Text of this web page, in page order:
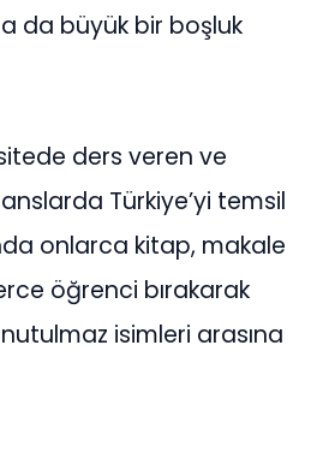
da büyük bir boşluk
ders veren ve
Türkiye’yi temsil
onlarca kitap, makale
öğrenci bırakarak
isimleri arasına